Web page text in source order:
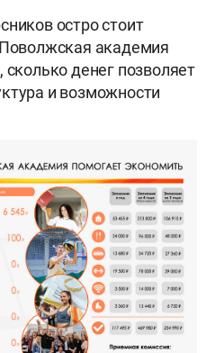
остро стоит
академия
денег позволяет
и возможности